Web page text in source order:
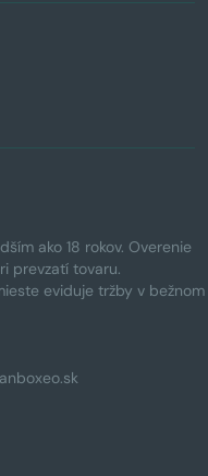
ako 18 rokov. Overenie
prevzatí tovaru.
eviduje tržby v bežnom